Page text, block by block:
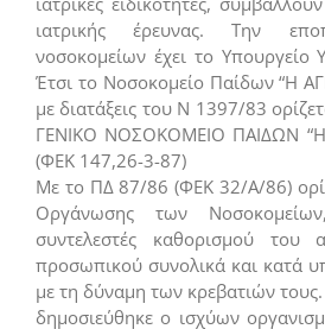
ιατρικής έρευνας. Την
νοσοκομείων έχει το Υπουργείο
Έτσι το Νοσοκομείο Παίδων “Η
με διατάξεις του Ν 1397/83
ΓΕΝΙΚΟ ΝΟΣΟΚΟΜΕΙΟ ΠΑΙΔΩΝ
(ΦΕΚ 147,26-3-87)
Με το ΠΔ 87/86 (ΦΕΚ 32/Α/86)
Οργάνωσης των
συντελεστές καθορισμού του
προσωπικού συνολικά και κατά
με τη δύναμη των κρεβατιών
δημοσιεύθηκε ο ισχύων